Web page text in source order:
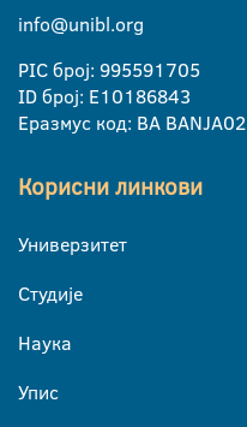
info@unibl.org
PIC број: 995591705
ID број: E10186843
Еразмус код: BA BANJA02
Корисни линкови
Универзитет
Студије
Наука
Упис